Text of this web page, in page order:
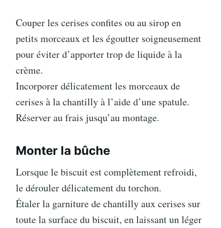
Couper les cerises confites ou au sirop en
petits morceaux et les égoutter soigneusement
pour éviter d’apporter trop de liquide à la
crème.
Incorporer délicatement les morceaux de
cerises à la chantilly à l’aide d’une spatule.
Réserver au frais jusqu’au montage.
Monter la bûche
Lorsque le biscuit est complètement refroidi,
le dérouler délicatement du torchon.
Étaler la garniture de chantilly aux cerises sur
toute la surface du biscuit, en laissant un léger